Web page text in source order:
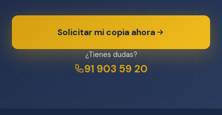
Solicitar mi copia ahora
¿Tienes dudas?
91 903 59 20